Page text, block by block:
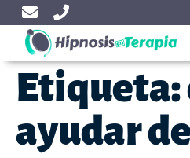
Etiqueta:
ayudar